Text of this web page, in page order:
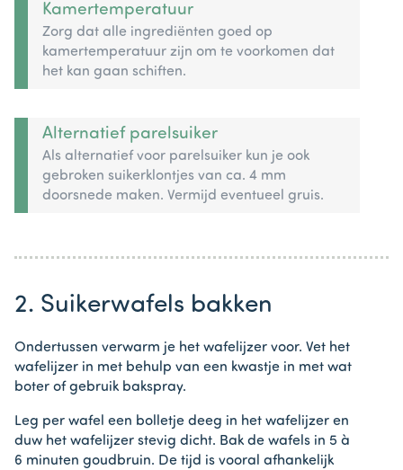
Kamertemperatuur
Zorg dat alle ingrediënten goed op
kamertemperatuur zijn om te voorkomen dat
het kan gaan schiften.
Alternatief parelsuiker
Als alternatief voor parelsuiker kun je ook
gebroken suikerklontjes van ca. 4 mm
doorsnede maken. Vermijd eventueel gruis.
2. Suikerwafels bakken
Ondertussen verwarm je het wafelijzer voor. Vet het
wafelijzer in met behulp van een kwastje in met wat
boter of gebruik bakspray.
Leg per wafel een bolletje deeg in het wafelijzer en
duw het wafelijzer stevig dicht. Bak de wafels in 5 à
6 minuten goudbruin. De tijd is vooral afhankelijk